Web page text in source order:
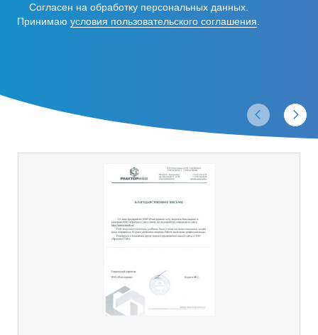
Согласен на обработку персональных данных.
Принимаю условия пользовательского соглашения